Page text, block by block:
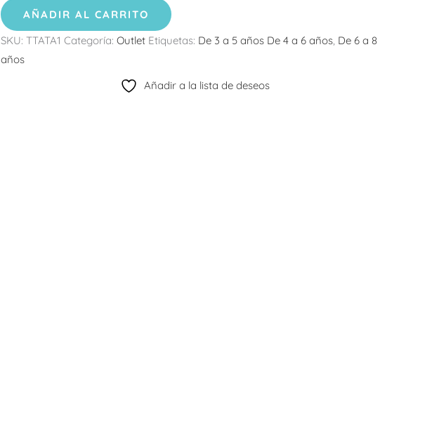
AÑADIR AL CARRITO
SKU: TTATA1 Categoría: Outlet Etiquetas: De 3 a 5 años De 4 a 6 años De 6 a 8
años
Añadir a la lista de deseos